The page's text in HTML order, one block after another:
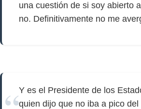
una cuestión de si soy abierto
no. Definitivamente no me
Y es el Presidente de los
quien dijo que no iba a pico